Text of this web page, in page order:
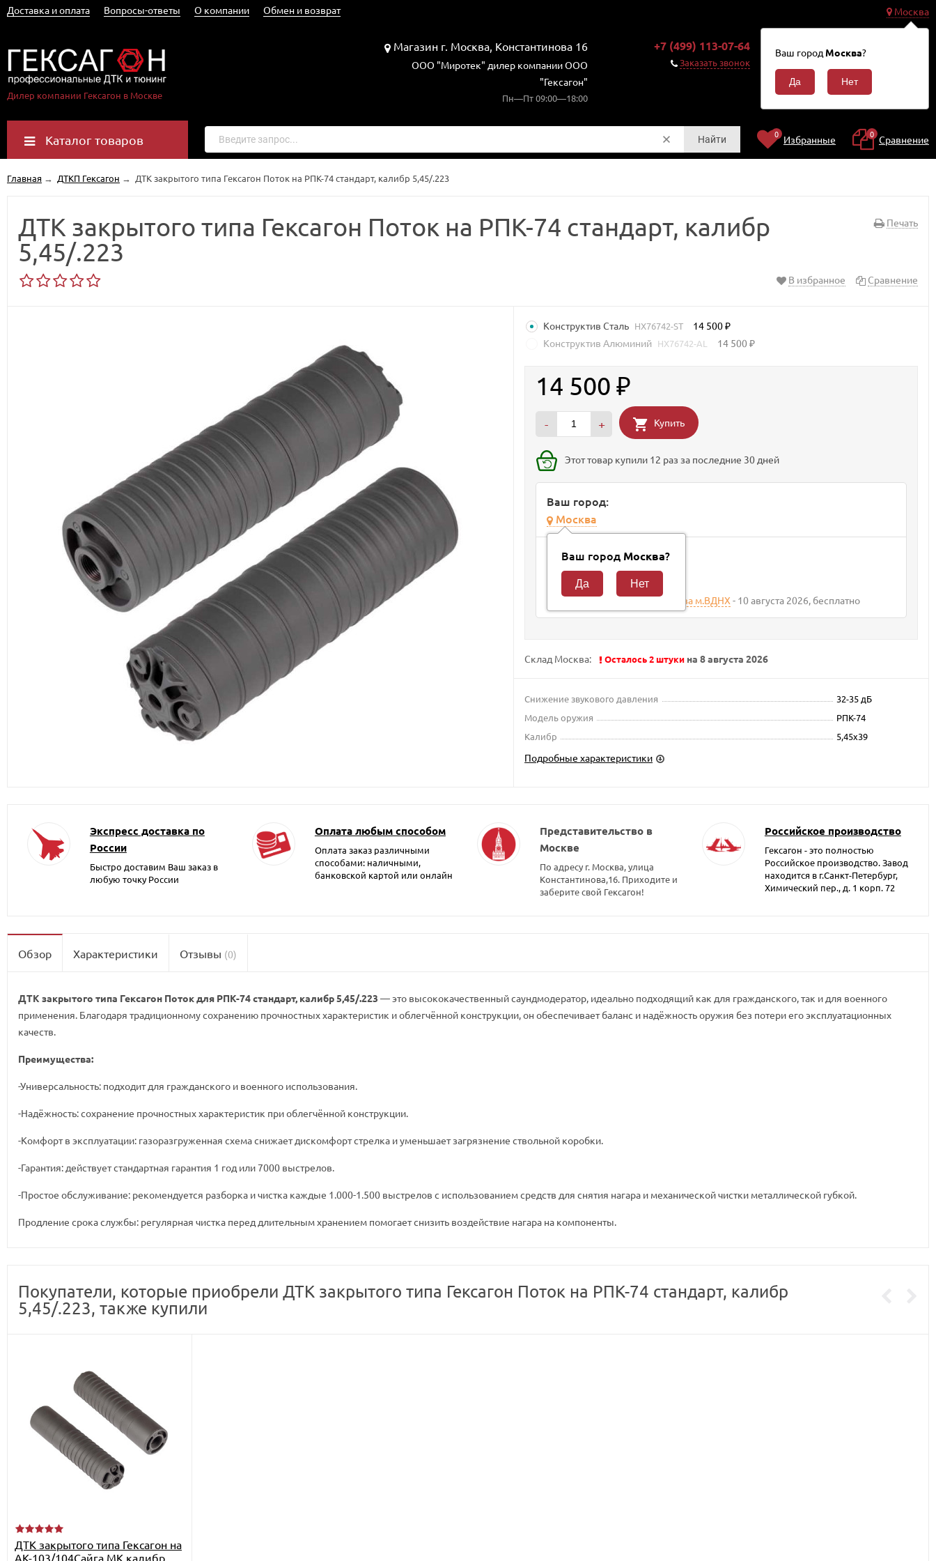
Москва
Ваш город Москва?
Доставка и оплата Вопросы-ответы О компании Обмен и возврат
Дилер компании Гексагон в Москве
Магазин г. Москва, Константинова 16
ООО "Миротек" дилер компании ООО
"Гексагон"
Пн—Пт 09:00—18:00
+7 (499) 113-07-64
Заказать звонок
Корзина
Каталог товаров Найти 0 Избранные 0 Сравнение
Главная → ДТКП Гексагон → ДТК закрытого типа Гексагон Поток на РПК-74 стандарт, калибр 5,45/.223
Печать
ДТК закрытого типа Гексагон Поток на РПК-74 стандарт, калибр
5,45/.223
В избранное Сравнение
Конструктив Сталь HX76742-ST 14 500
Конструктив Алюминий HX76742-AL 14 500
14 500
- + Купить
Этот товар купили 12 раз за последние 30 дней
Ваш город:
Москва
Ваш город Москва?
Способ доставки
Курьер 10 августа 2026 400
Самовывоз из магазина Москва м.ВДНХ 10 августа 2026 Бесплатно
Склад Москва: Осталось 2 штуки на 8 августа 2026
Снижение звукового давления
32-35 дБ
Модель оружия
РПК-74
Калибр
5,45x39
Подробные характеристики
Экспресс доставка по
России
Быстро доставим Ваш заказ в
любую точку России
Оплата любым способом
Оплата заказ различными
способами: наличными,
банковской картой или онлайн
Представительство в
Москве
По адресу г. Москва, улица
Константинова,16. Приходите и
заберите свой Гексагон!
Российское производство
Гексагон - это полностью
Российское производство. Завод
находится в г.Санкт-Петербург,
Химический пер., д. 1 корп. 72
Обзор Характеристики Отзывы (0)
ДТК закрытого типа Гексагон Поток для РПК-74 стандарт, калибр 5,45/.223 — это высококачественный саундмодератор, идеально подходящий как для гражданского, так и для военного
применения. Благодаря традиционному сохранению прочностных характеристик и облегчённой конструкции, он обеспечивает баланс и надёжность оружия без потери его эксплуатационных
качеств.
Преимущества:
-Универсальность: подходит для гражданского и военного использования.
-Надёжность: сохранение прочностных характеристик при облегчённой конструкции.
-Комфорт в эксплуатации: газоразгруженная схема снижает дискомфорт стрелка и уменьшает загрязнение ствольной коробки.
-Гарантия: действует стандартная гарантия 1 год или 7000 выстрелов.
-Простое обслуживание: рекомендуется разборка и чистка каждые 1.000-1.500 выстрелов с использованием средств для снятия нагара и механической чистки металлической губкой.
Продление срока службы: регулярная чистка перед длительным хранением помогает снизить воздействие нагара на компоненты.
Покупатели, которые приобрели ДТК закрытого типа Гексагон Поток на РПК-74 стандарт, калибр
5,45/.223, также купили
ДТК закрытого типа Гексагон на
АК-103/104Сайга МК калибр